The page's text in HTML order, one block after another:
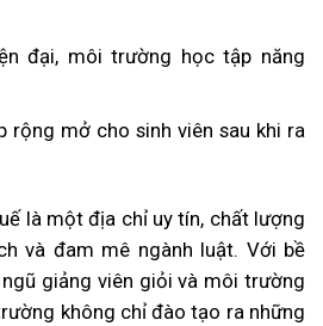
đại, môi trường học tập năng
rộng mở cho sinh viên sau khi ra
là một địa chỉ uy tín, chất lượng
và đam mê ngành luật. Với bề
giảng viên giỏi và môi trường
không chỉ đào tạo ra những